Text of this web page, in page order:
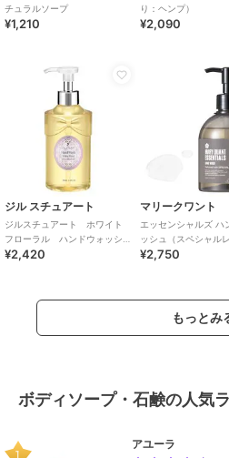
チュラルソープ
¥1,210
り：ヘンプ）
¥2,090
ジル スチュアート
ジルスチュアート ホワイト
フローラル ハンドウォッシ
ュ
¥2,420
マリークワント
エッセンシャルズ ハ
ッシュ（スペシャル
の香り）
¥2,750
もっとみ
ボディソープ・石鹸の人気
アユーラ